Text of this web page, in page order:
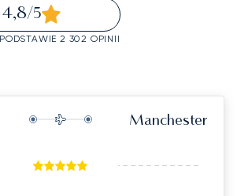
4,8/5
2 302 OPINII
Manchester